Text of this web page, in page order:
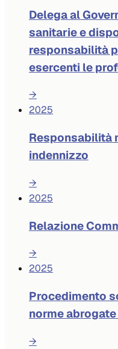
Delega al
sanitarie e
responsabilità
esercenti le
→
2025
Responsabilità
indennizzo
→
2025
Relazione
→
2025
Procedimento
norme
→